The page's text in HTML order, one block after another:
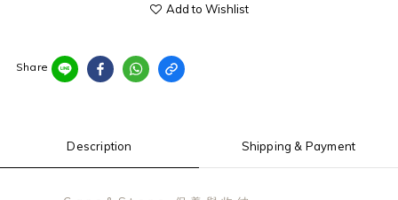
Add to Wishlist
Share
Description Shipping & Payment